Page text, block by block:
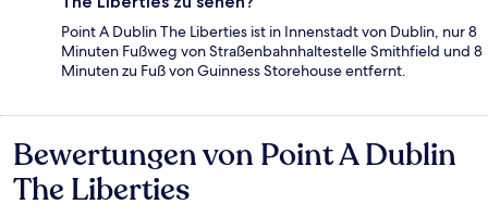
Point A Dublin The Liberties ist in Innenstadt von Dublin, nur 8
Minuten Fußweg von Straßenbahnhaltestelle Smithfield und 8
Minuten zu Fuß von Guinness Storehouse entfernt.
Bewertungen
Bewertungen von Point A Dublin
The Liberties